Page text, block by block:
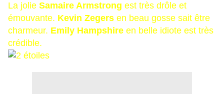
La jolie Samaire Armstrong est très drôle et
émouvante. Kevin Zegers en beau gosse sait être
charmeur. Emily Hampshire en belle idiote est très
crédible.